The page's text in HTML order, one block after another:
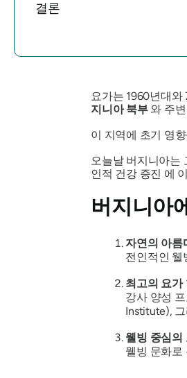
결론
요가는 1960년대
지니아 북부와 주변
이 지역에 초기 영
오늘날 버지니아는
인적 건강 증진 에
버지니아
자연의 아름
전인적인 웰
최고의 요가
강사 양성
Institute),
웰빙 중심의
웰빙 문화로